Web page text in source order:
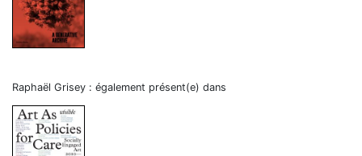
Raphaël Grisey : également présent(e) dans